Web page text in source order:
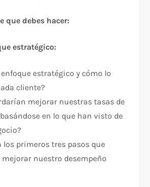
que debes hacer:
estratégico:
estratégico y cómo lo
cliente?​
mejorar nuestras tasas de
en lo que han visto de
los primeros tres pasos que
nuestro desempeño